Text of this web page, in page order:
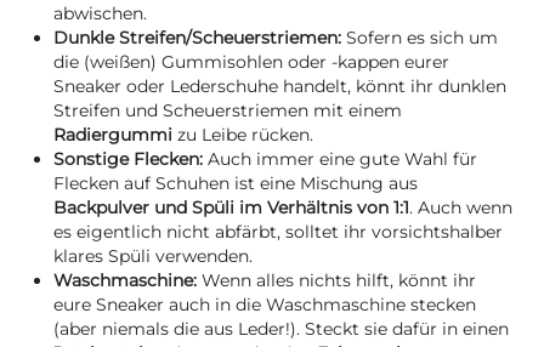
abwischen.
Dunkle Streifen/Scheuerstriemen: Sofern es sich um
die (weißen) Gummisohlen oder -kappen eurer
Sneaker oder Lederschuhe handelt, könnt ihr dunklen
Streifen und Scheuerstriemen mit einem
Radiergummi zu Leibe rücken.
Sonstige Flecken: Auch immer eine gute Wahl für
Flecken auf Schuhen ist eine Mischung aus
Backpulver und Spüli im Verhältnis von 1:1. Auch wenn
es eigentlich nicht abfärbt, solltet ihr vorsichtshalber
klares Spüli verwenden.
Waschmaschine: Wenn alles nichts hilft, könnt ihr
eure Sneaker auch in die Waschmaschine stecken
(aber niemals die aus Leder!). Steckt sie dafür in einen